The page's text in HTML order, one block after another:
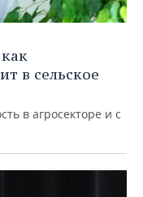
в сельское
в агросекторе и с